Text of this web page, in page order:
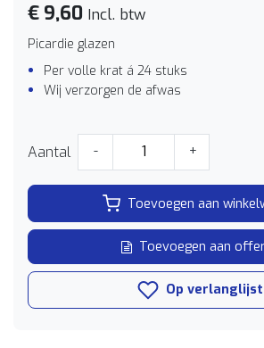
€ 9,60 Incl. btw
Picardie glazen
Per volle krat á 24 stuks
Wij verzorgen de afwas
Aantal - +
Toevoegen aan
Toevoegen aan
Op verlanglijst